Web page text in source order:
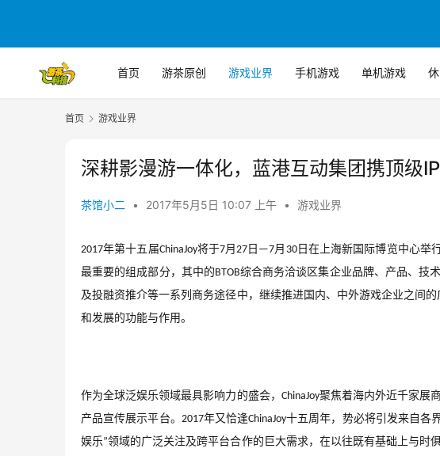
首页 游茶原创 游戏业界 手机游戏 单机游戏
首页 游戏业界
深耕影漫游一体化，蓝港互动集团携顶级
茶馆小二 • 2017年5月5日 10:07 上午 • 游戏业界
2017年第十五届ChinaJoy将于7月27 日 —7月 30日在上海新国际博览中心举
最重要的组成部分，其中的BTOB综合商务洽谈区集企业品牌、产品、技
及投融资推介等一系列商务途径中，继续推进国内、中外游戏企业之间
和发展的功能与作用。
作为全球泛娱乐领域最具影响力的盛会， ChinaJoy聚焦着海内外近千家展
产品宣传展示平台。 2017年又恰逢ChinaJoy十五周年，势必将引发来自各
娱乐”领域的广泛关注及跨平台合作的巨大需求，在以往既有基础上与时